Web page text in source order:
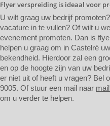
Flyer verspreiding is ideaal voor
U wilt graag uw bedrijf
vacature in te vullen? Of wilt u
evenement promoten. Dan is
helpen u graag om in Castelré
bekendheid. Hierdoor zal een
en op de hoogte zijn van uw
er niet uit of heeft u vragen? Bel
9005. Of stuur een mail naar
om u verder te helpen.